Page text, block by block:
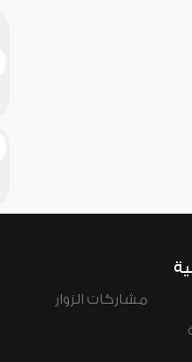
مشاركات الزوار